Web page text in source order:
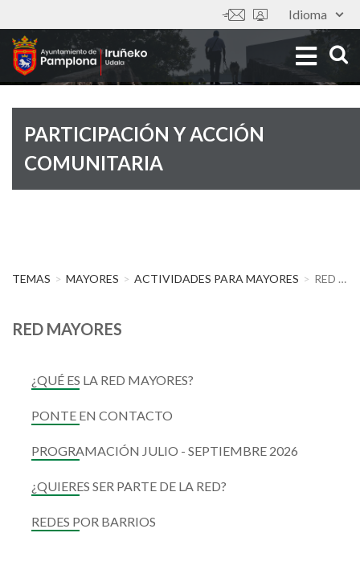
al
contenido
principal
Idioma
Tools
Imagen
PARTICIPACIÓN Y ACCIÓN
COMUNITARIA
TEMAS MAYORES ACTIVIDADES PARA MAYORES RED MAYORES
RED MAYORES
¿QUÉ ES LA RED MAYORES?
PONTE EN CONTACTO
PROGRAMACIÓN JULIO - SEPTIEMBRE 2026
¿QUIERES SER PARTE DE LA RED?
REDES POR BARRIOS